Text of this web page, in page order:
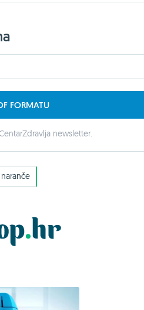
FORMATU
newsletter.
naranče